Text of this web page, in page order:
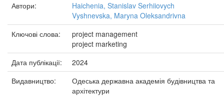
Автори:
Haichenia, Stanislav Serhiiovych
Vyshnevska, Maryna Oleksandrivna
Ключові слова:
project management
project marketing
Дата публікації:
2024
Видавництво:
Одеська державна академія будівництва та
архітектури